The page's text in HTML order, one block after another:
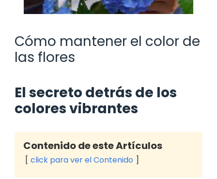
Cómo mantener el color de
las flores
El secreto detrás de los
colores vibrantes
Contenido de este Artículos
click para ver el Contenido